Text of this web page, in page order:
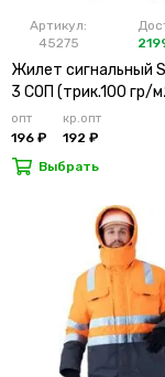
Артикул:
45275
Жилет сигнальный
3 СОП (трик.100 гр/
лимонный
опт
196 ₽
кр.опт
192 ₽
Выбрать